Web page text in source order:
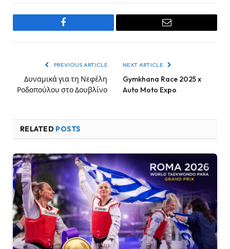
Facebook Email
PREVIOUS ARTICLE
Δυναμικά για τη Νεφέλη
Ροδοπούλου στο Δουβλίνο
NEXT ARTICLE
Gymkhana Race 2025 x
Auto Moto Expo
RELATED POSTS